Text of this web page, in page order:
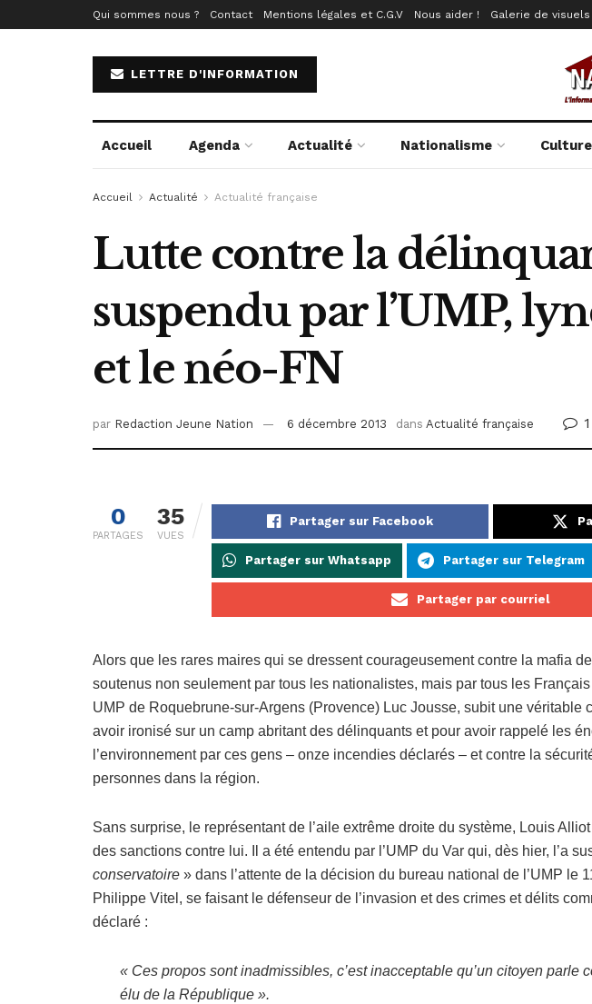
Qui sommes nous ? Contact Mentions légales et C.G.V Nous aider ! Galerie de visuels
LETTRE D'INFORMATION
Accueil Agenda Actualité Nationalisme Culture
Accueil Actualité Actualité française
Lutte contre la
suspendu par l’UMP,
et le néo-FN
par Redaction Jeune Nation 6 décembre 2013 dans Actualité française 1
0
PARTAGES
35
VUES
Partager sur Facebook
Partager sur Whatsapp Partager sur Telegram
Partager par courriel
Alors que les rares maires qui se dressent courageusement contre la mafia
soutenus non seulement par tous les nationalistes, mais par tous les
UMP de Roquebrune-sur-Argens (Provence) Luc Jousse, subit une véritable
avoir ironisé sur un camp abritant des délinquants et pour avoir rappelé les
l’environnement par ces gens – onze incendies déclarés – et contre la
personnes dans la région.
Sans surprise, le représentant de l’aile extrême droite du système, Louis
des sanctions contre lui. Il a été entendu par l’UMP du Var qui, dès hier, l’a
conservatoire » dans l’attente de la décision du bureau national de l’UMP le
Philippe Vitel, se faisant le défenseur de l’invasion et des crimes et délits
déclaré :
« Ces propos sont inadmissibles, c’est inacceptable qu’un citoyen parle
élu de la République ».